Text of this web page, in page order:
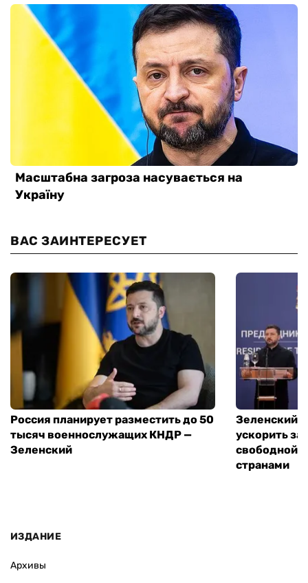
ВАС ЗАИНТЕРЕСУЕТ
Россия планирует разместить до 50
тысяч военнослужащих КНДР —
Зеленский
Зеленский
ускорить
свободной
странами
ИЗДАНИЕ
Архивы